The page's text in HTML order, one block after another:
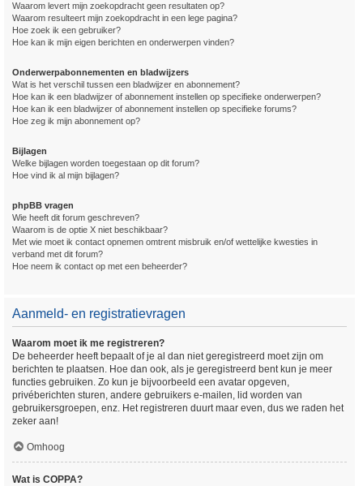
Waarom levert mijn zoekopdracht geen resultaten op?
Waarom resulteert mijn zoekopdracht in een lege pagina?
Hoe zoek ik een gebruiker?
Hoe kan ik mijn eigen berichten en onderwerpen vinden?
Onderwerpabonnementen en bladwijzers
Wat is het verschil tussen een bladwijzer en abonnement?
Hoe kan ik een bladwijzer of abonnement instellen op specifieke onderwerpen?
Hoe kan ik een bladwijzer of abonnement instellen op specifieke forums?
Hoe zeg ik mijn abonnement op?
Bijlagen
Welke bijlagen worden toegestaan op dit forum?
Hoe vind ik al mijn bijlagen?
phpBB vragen
Wie heeft dit forum geschreven?
Waarom is de optie X niet beschikbaar?
Met wie moet ik contact opnemen omtrent misbruik en/of wettelijke kwesties in
verband met dit forum?
Hoe neem ik contact op met een beheerder?
Aanmeld- en registratievragen
Waarom moet ik me registreren?
De beheerder heeft bepaalt of je al dan niet geregistreerd moet zijn om
berichten te plaatsen. Hoe dan ook, als je geregistreerd bent kun je meer
functies gebruiken. Zo kun je bijvoorbeeld een avatar opgeven,
privéberichten sturen, andere gebruikers e-mailen, lid worden van
gebruikersgroepen, enz. Het registreren duurt maar even, dus we raden het
zeker aan!
Omhoog
Wat is COPPA?